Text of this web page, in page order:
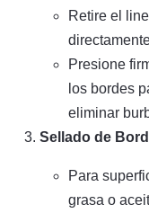
Retire el
Presione
los bordes
eliminar
Sellado de
Para
grasa o